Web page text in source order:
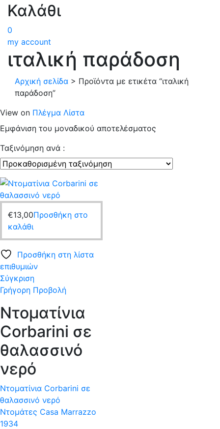
Καλάθι
0
my account
ιταλική παράδοση
Αρχική σελίδα > Προϊόντα με ετικέτα “ιταλική
παράδοση”
View on Πλέγμα Λίστα
Εμφάνιση του μοναδικού αποτελέσματος
Ταξινόμηση ανά :
€13,00Προσθήκη στο
καλάθι
Προσθήκη στη λίστα
επιθυμιών
Σύγκριση
Γρήγορη Προβολή
Ντοματίνια
Corbarini σε
θαλασσινό
νερό
Ντοματίνια Corbarini σε
θαλασσινό νερό
Ντομάτες Casa Marrazzo
1934